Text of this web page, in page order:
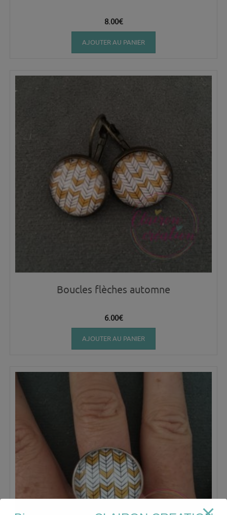
8.00€
AJOUTER AU PANIER
Boucles flèches automne
6.00€
AJOUTER AU PANIER